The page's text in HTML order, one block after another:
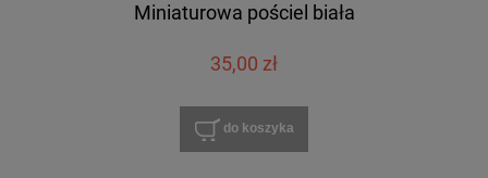
Miniaturowa pościel biała
35,00 zł
do koszyka